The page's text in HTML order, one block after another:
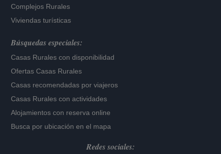
Complejos Rurales
Viviendas turísticas
Búsquedas especiales:
Casas Rurales con disponibilidad
Ofertas Casas Rurales
Casas recomendadas por viajeros
Casas Rurales con actividades
Alojamientos con reserva online
Busca por ubicación en el mapa
Redes sociales: